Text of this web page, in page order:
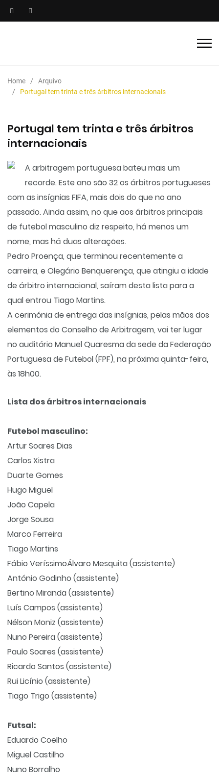
Home
Arquivo
Portugal tem trinta e três árbitros internacionais
Portugal tem trinta e três árbitros
internacionais
A arbitragem portuguesa bateu mais um
recorde. Este ano são 32 os árbitros portugueses
com as insígnias FIFA, mais dois do que no ano
passado. Ainda assim, no que aos árbitros principais
de futebol masculino diz respeito, há menos um
nome, mas há duas alterações.
Pedro Proença, que terminou recentemente a
carreira, e Olegário Benquerença, que atingiu a idade
de árbitro internacional, saíram desta lista para a
qual entrou Tiago Martins.
A cerimónia de entrega das insígnias, pelas mãos dos
elementos do Conselho de Arbitragem, vai ter lugar
no auditório Manuel Quaresma da sede da Federação
Portuguesa de Futebol (FPF), na próxima quinta-feira,
às 18h00.
Lista dos árbitros internacionais
Futebol masculino:
Artur Soares Dias
Carlos Xistra
Duarte Gomes
Hugo Miguel
João Capela
Jorge Sousa
Marco Ferreira
Tiago Martins
Fábio VeríssimoÁlvaro Mesquita (assistente)
António Godinho (assistente)
Bertino Miranda (assistente)
Luís Campos (assistente)
Nélson Moniz (assistente)
Nuno Pereira (assistente)
Paulo Soares (assistente)
Ricardo Santos (assistente)
Rui Licínio (assistente)
Tiago Trigo (assistente)
Futsal:
Eduardo Coelho
Miguel Castilho
Nuno Borralho